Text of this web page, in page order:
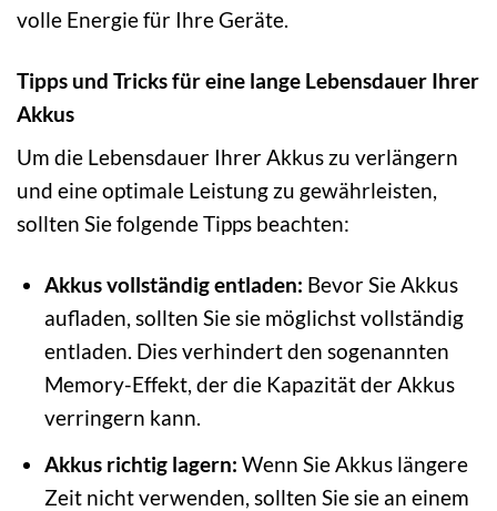
volle Energie für Ihre Geräte.
Tipps und Tricks für eine lange Lebensdauer Ihrer
Akkus
Um die Lebensdauer Ihrer Akkus zu verlängern
und eine optimale Leistung zu gewährleisten,
sollten Sie folgende Tipps beachten:
Akkus vollständig entladen: Bevor Sie Akkus
aufladen, sollten Sie sie möglichst vollständig
entladen. Dies verhindert den sogenannten
Memory-Effekt, der die Kapazität der Akkus
verringern kann.
Akkus richtig lagern: Wenn Sie Akkus längere
Zeit nicht verwenden, sollten Sie sie an einem